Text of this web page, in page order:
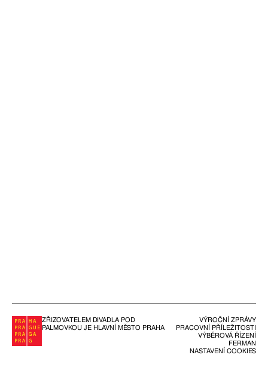
ZŘIZOVATELEM DIVADLA POD
PALMOVKOU JE HLAVNÍ MĚSTO PRAHA
VÝROČNÍ ZPRÁVY
PRACOVNÍ PŘÍLEŽITOSTI
VÝBĚROVÁ ŘÍZENÍ
FERMAN
NASTAVENÍ COOKIES